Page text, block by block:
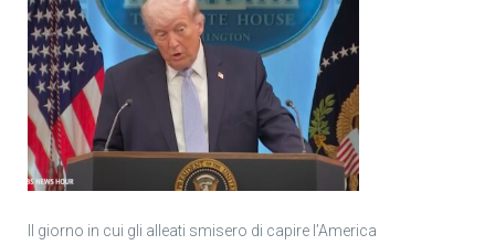
Il giorno in cui gli alleati smisero di capire l’America